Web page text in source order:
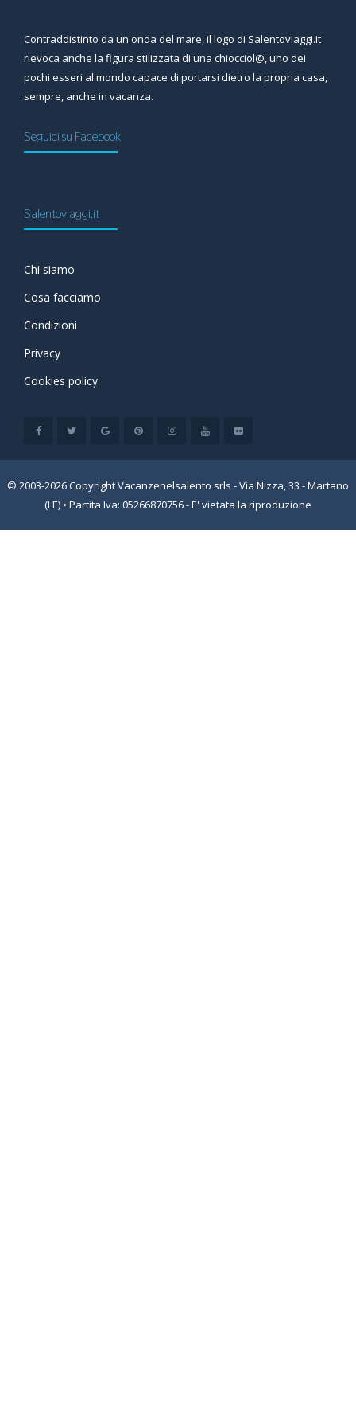
Contraddistinto da un'onda del mare, il logo di Salentoviaggi.it
rievoca anche la figura stilizzata di una chiocciol@, uno dei
pochi esseri al mondo capace di portarsi dietro la propria casa,
sempre, anche in vacanza.
Seguici su Facebook
Salentoviaggi.it
Chi siamo
Cosa facciamo
Condizioni
Privacy
Cookies policy
© 2003-2026 Copyright Vacanzenelsalento srls - Via Nizza, 33 - Martano
(LE) • Partita Iva: 05266870756 - E' vietata la riproduzione